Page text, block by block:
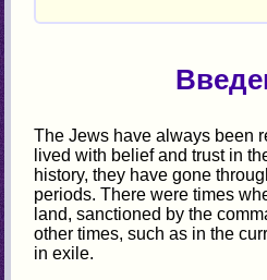
The Jews have always been
lived with belief and trust in
history, they have gone
periods. There were times
land, sanctioned by the
other times, such as in the
in exile.